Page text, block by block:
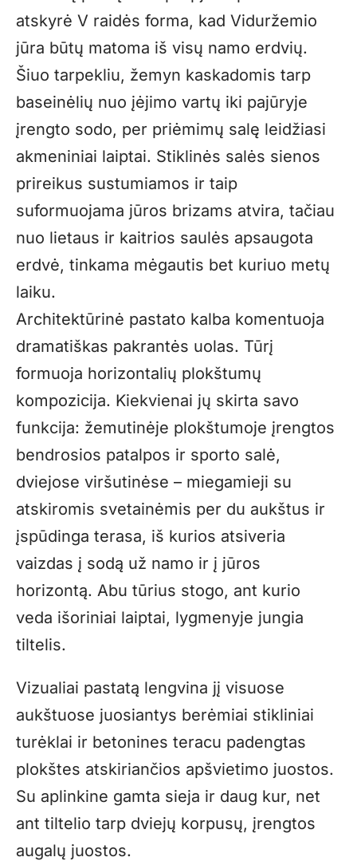
atskyrė V raidės forma, kad Viduržemio
jūra būtų matoma iš visų namo erdvių.
Šiuo tarpekliu, žemyn kaskadomis tarp
baseinėlių nuo įėjimo vartų iki pajūryje
įrengto sodo, per priėmimų salę leidžiasi
akmeniniai laiptai. Stiklinės salės sienos
prireikus sustumiamos ir taip
suformuojama jūros brizams atvira, tačiau
nuo lietaus ir kaitrios saulės apsaugota
erdvė, tinkama mėgautis bet kuriuo metų
laiku.
Architektūrinė pastato kalba komentuoja
dramatiškas pakrantės uolas. Tūrį
formuoja horizontalių plokštumų
kompozicija. Kiekvienai jų skirta savo
funkcija: žemutinėje plokštumoje įrengtos
bendrosios patalpos ir sporto salė,
dviejose viršutinėse – miegamieji su
atskiromis svetainėmis per du aukštus ir
įspūdinga terasa, iš kurios atsiveria
vaizdas į sodą už namo ir į jūros
horizontą. Abu tūrius stogo, ant kurio
veda išoriniai laiptai, lygmenyje jungia
tiltelis.
Vizualiai pastatą lengvina jį visuose
aukštuose juosiantys berėmiai stikliniai
turėklai ir betonines teracu padengtas
plokštes atskiriančios apšvietimo juostos.
Su aplinkine gamta sieja ir daug kur, net
ant tiltelio tarp dviejų korpusų, įrengtos
augalų juostos.